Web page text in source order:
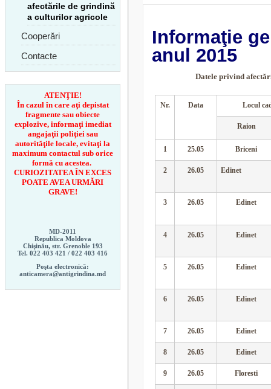
afectările de grindină
a culturilor agricole
Cooperări
Contacte
ATENŢIE!
În cazul în care aţi depistat
fragmente sau obiecte
explozive, informaţi imediat
angajaţii poliţiei sau
autorităţile locale, evitaţi la
maximum contactul sub orice
formă cu acestea.
CURIOZITATEA ÎN EXCES
POATE AVEA URMĂRI
GRAVE!
MD-2011
Republica Moldova
Chişinău, str. Grenoble 193
Tel. 022 403 421 / 022 403 416
Poşta electronică:
anticamera@antigrindina.md
Informaţie
anul 2015
Datele privind
Nr. Data Locul
Raion
1 25.05 Briceni
2 26.05 Edinet
3 26.05 Edinet
4 26.05 Edinet
5 26.05 Edinet
6 26.05 Edinet
7 26.05 Edinet
8 26.05 Edinet
9 26.05 Floresti